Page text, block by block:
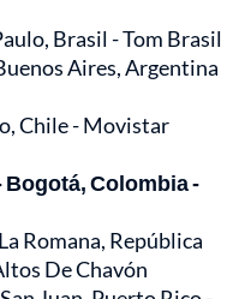
Brasil - Tom Brasil
Aires, Argentina
Chile - Movistar
Bogotá, Colombia -
Romana, República
De Chavón